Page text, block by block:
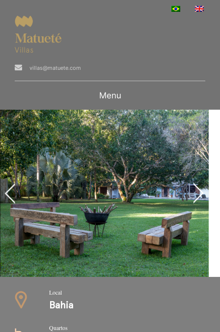
villas@matuete.com
Menu
Local
Bahia
Quartos